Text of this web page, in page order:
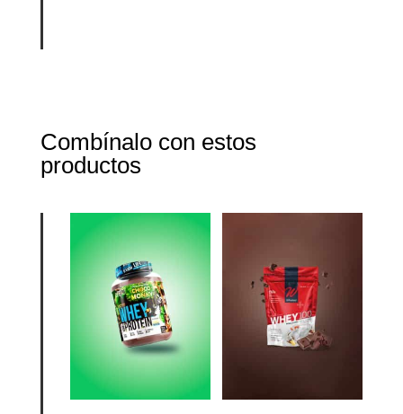
Combínalo con estos
productos